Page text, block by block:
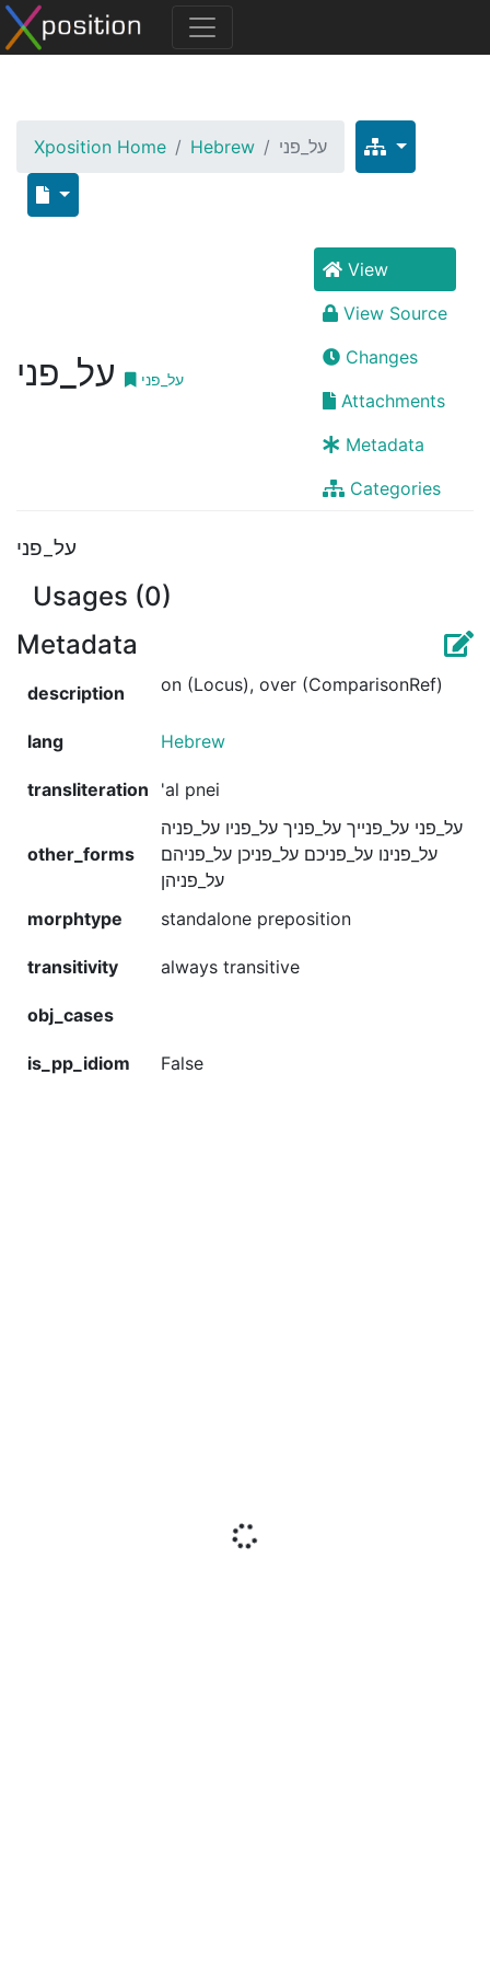
Xposition Home Hebrew על_פני
על_פני על_פני
View
View Source
Changes
Attachments
Metadata
Categories
על_פני
Usages (0)
Metadata
description on (Locus), over (ComparisonRef)
lang Hebrew
transliteration 'al pnei
other_forms
על_פני על_פנייך על_פניך על_פניו על_פניה
על_פנינו על_פניכם על_פניכן על_פניהם
על_פניהן
morphtype
standalone preposition
transitivity always transitive
obj_cases
is_pp_idiom False